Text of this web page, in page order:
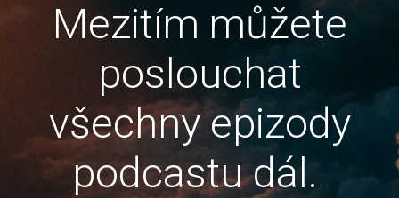
Mezitím můžete
poslouchat
všechny epizody
podcastu dál.